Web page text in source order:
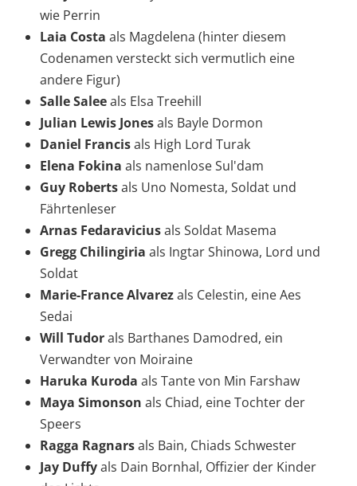
wie Perrin
Laia Costa als Magdelena (hinter diesem
Codenamen versteckt sich vermutlich eine
andere Figur)
Salle Saleeals Elsa Treehill
Julian Lewis Jonesals Bayle Dormon
Daniel Francisals High Lord Turak
Elena Fokina als namenlose Sul'dam
Guy Robertsals Uno Nomesta, Soldat und
Fährtenleser
Arnas Fedaraviciusals Soldat Masema
Gregg Chilingiria als Ingtar Shinowa, Lord und
Soldat
Marie-France Alvarezals Celestin, eine Aes
Sedai
Will Tudorals Barthanes Damodred, ein
Verwandter von Moiraine
Haruka Kuroda als Tante von Min Farshaw
Maya Simonson als Chiad, eine Tochter der
Speers
Ragga Ragnarsals Bain, Chiads Schwester
Jay Duffyals Dain Bornhal, Offizier der Kinder